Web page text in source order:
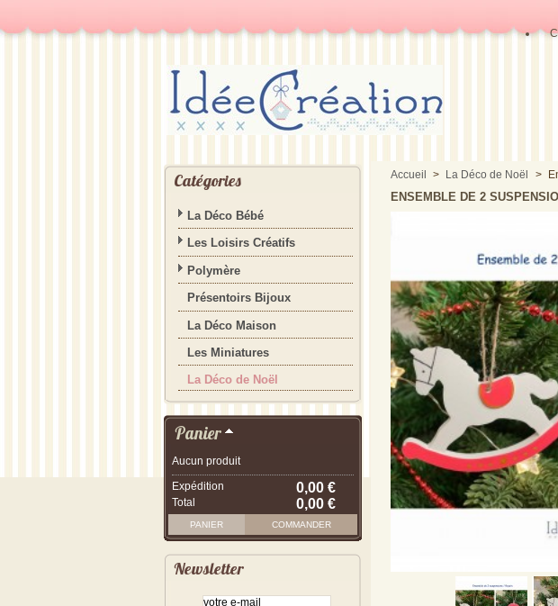
Catégories
La Déco Bébé
Les Loisirs Créatifs
Polymère
Présentoirs Bijoux
La Déco Maison
Les Miniatures
La Déco de Noël
Panier
Aucun produit
Expédition
0,00 €
Total 0,00 €
PANIER COMMANDER
Newsletter
Accueil > La Déco de Noël >
ENSEMBLE DE 2